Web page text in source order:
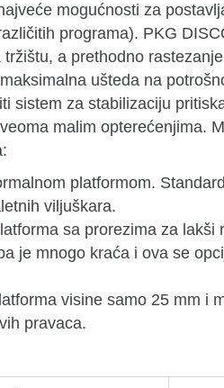
mogućnosti za
programa). PKG
a prethodno
ušteda na
sistem za stabilizaciju
malim opterećenjima.
platformom.
viljuškara.
sa prorezima za lakši
je mnogo kraća i ova se
visine samo 25 mm i
pravaca.